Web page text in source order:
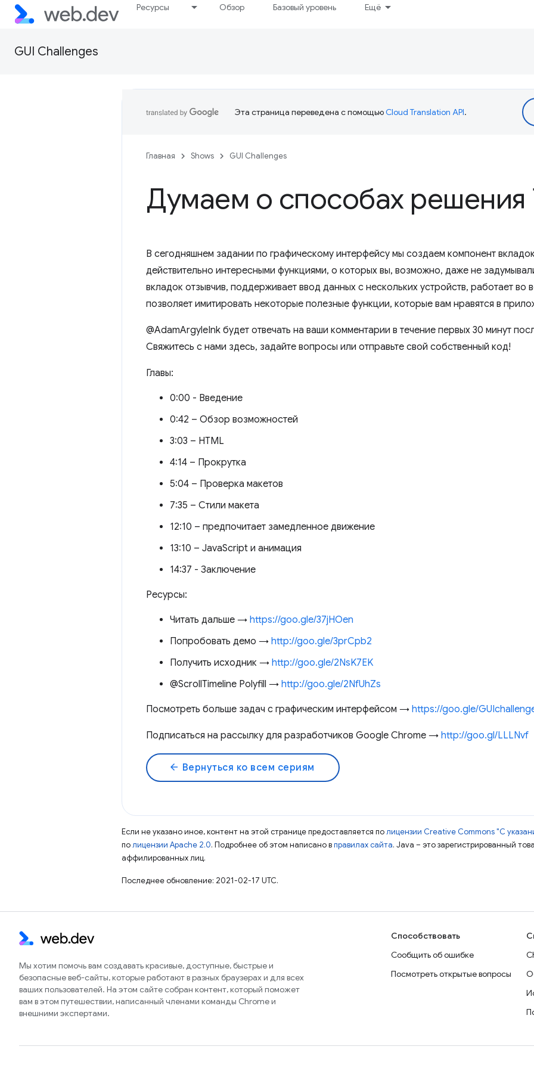
Ресурсы Обзор Базовый уровень Ещё
GUI Challenges
Эта страница переведена с помощьюCloud Translation API.
Главная Shows GUI Challenges
Думаем о способах решения
В сегодняшнем задании по графическому интерфейсу мы создаем компонент
действительно интересными функциями, о которых вы, возможно, даже не
вкладок отзывчив, поддерживает ввод данных с нескольких устройств, работает во
позволяет имитировать некоторые полезные функции, которые вам нравятся в
@AdamArgyleInk будет отвечать на ваши комментарии в течение первых 30 минут
Свяжитесь с нами здесь, задайте вопросы или отправьте свой собственный код!
Главы:
0:00 - Введение
0:42 – Обзор возможностей
3:03 – HTML
4:14 – Прокрутка
5:04 – Проверка макетов
7:35 – Стили макета
12:10 – предпочитает замедленное движение
13:10 – JavaScript и анимация
14:37 - Заключение
Ресурсы:
Читать дальше → https://goo.gle/37jHOen
Попробовать демо → http://goo.gle/3prCpb2
Получить исходник → http://goo.gle/2NsK7EK
@ScrollTimeline Polyfill → http://goo.gle/2NfUhZs
Посмотреть больше задач с графическим интерфейсом → https://goo.gle/
Подписаться на рассылку для разработчиков Google Chrome → http://goo.gl/LLLNvf
arrow_back Вернуться ко всем сериям
Если не указано иное, контент на этой странице предоставляется полицензии Creative Commons "С
полицензии Apache 2.0. Подробнее об этом написано вправилах сайта. Java – это зарегистрированный
аффилированных лиц.
Последнее обновление: 2021-02-17 UTC.
Мы хотим помочь вам создавать красивые, доступные, быстрые и
безопасные веб-сайты, которые работают в разных браузерах и для всех
ваших пользователей. На этом сайте собран контент, который поможет
вам в этом путешествии, написанный членами команды Chrome и
внешними экспертами.
Способствовать
Сообщить об ошибке
Посмотреть открытые вопросы